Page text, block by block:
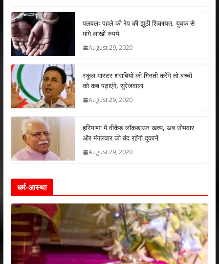
at
s
A
p
p
e
b
o
k
er e
dI
n
l e
पलवलः पहले की रेप की झूठी शिकायत, युवक से
मांगे लाखों रुपये
August 29, 2020
स्कूल मास्टर शराबियों की गिनती करेंगे तो बच्चों
को कब पढ़ाएंगे, सुरेजवाला
August 29, 2020
हरियाणा में वीकेंड लॉकडाउन खत्म, अब सोमवार
और मंगलवार को बंद रहेंगी दुकानें
August 29, 2020
धर्म-आस्था